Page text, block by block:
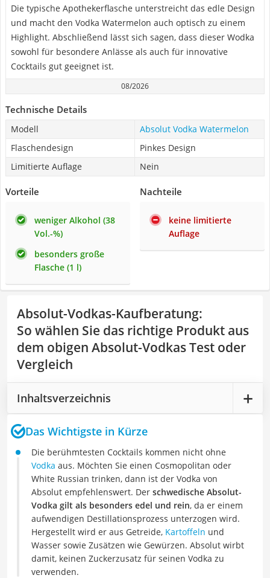
Die typische Apothekerflasche unterstreicht das edle Design
und macht den Vodka Watermelon auch optisch zu einem
Highlight. Abschließend lässt sich sagen, dass dieser Wodka
sowohl für besondere Anlässe als auch für innovative
Cocktails gut geeignet ist.
08/2026
Technische Details
Modell
Absolut Vodka Watermelon
Flaschendesign
Pinkes Design
Limitierte Auflage
Nein
Vorteile
weniger Alkohol (38
Vol.-%)
besonders große
Flasche (1 l)
Nachteile
keine limitierte
Auflage
Absolut-Vodkas-Kaufberatung:
So wählen Sie das richtige Produkt aus
dem obigen Absolut-Vodkas Test oder
Vergleich
Inhaltsverzeichnis
Das Wichtigste in Kürze
Die berühmtesten Cocktails kommen nicht ohne
Vodka aus. Möchten Sie einen Cosmopolitan oder
White Russian trinken, dann ist der Vodka von
Absolut empfehlenswert. Der schwedische Absolut-
Vodka gilt als besonders edel und rein, da er einem
aufwendigen Destillationsprozess unterzogen wird.
Hergestellt wird er aus Getreide, Kartoffeln und
Wasser sowie Zusätzen wie Gewürzen. Absolut wirbt
damit, keinen Zuckerzusatz für seinen Vodka zu
verwenden.